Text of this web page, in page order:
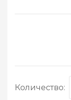
Количество: